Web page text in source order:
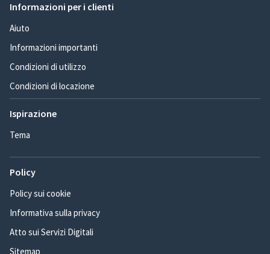
Informazioni per i clienti
Aiuto
Informazioni importanti
Condizioni di utilizzo
Condizioni di locazione
Ispirazione
Tema
Policy
Policy sui cookie
Informativa sulla privacy
Atto sui Servizi Digitali
Sitemap